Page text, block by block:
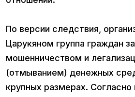
По версии следствия,
Царукяном группа граждан
мошенничеством и
(отмыванием) денежных
крупных размерах.